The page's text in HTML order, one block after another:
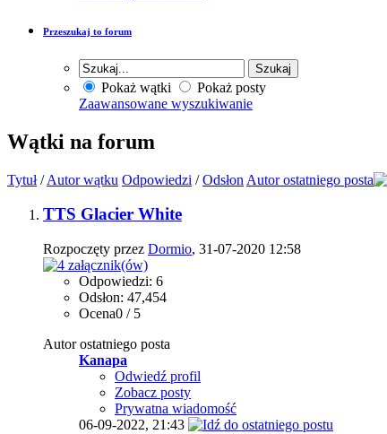
Przeszukaj to forum
Pokaż wątki
Pokaż posty
Zaawansowane wyszukiwanie
Wątki na forum
Tytuł/Autor wątku Odpowiedzi /Odsłon Autor ostatniego posta
TTS Glacier White
Rozpoczęty przez Dormio, 31-07-2020 12:58
Odpowiedzi: 6
Odsłon: 47,454
Ocena0 / 5
Autor ostatniego posta
Kanapa
Odwiedź profil
Zobacz posty
Prywatna wiadomość
06-09-2022, 21:43